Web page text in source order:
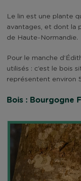
Le lin est une plante
avantages, et dont la
de Haute-Normandie.
Pour le manche
utilisés : c’est le bois
représentent environ
Bois : Bourgogne